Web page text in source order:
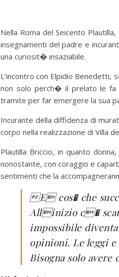
Nella Roma del Seicento
insegnamenti del padre e
una curiosit� insaziabile.
L’incontro con Elpidio Benedetti,
non solo perch� il prelato le fa
tramite per far emergere la sua
Incurante della diffidenza di
corpo nella realizzazione di Villa
Plautilla Briccio, in quanto
nonostante, con coraggio e
sentimenti che la
E cos� che
Allinizio c�
impossibile
opinioni. Le leggi
Bisogna solo